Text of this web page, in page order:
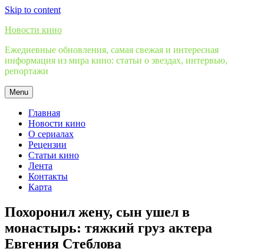
Skip to content
Новости кино
Ежедневные обновления, самая свежая и интересная
информация из мира кино: статьи о звездах, интервью,
репортажи
Menu
Главная
Новости кино
О сериалах
Рецензии
Статьи кино
Лента
Контакты
Карта
Похоронил жену, сын ушел в
монастырь: тяжкий груз актера
Евгения Стеблова